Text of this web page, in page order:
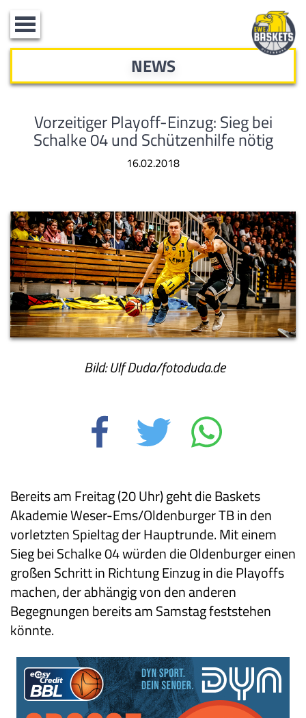
Toggle
navigation
NEWS
Vorzeitiger Playoff-Einzug: Sieg bei
Schalke 04 und Schützenhilfe nötig
16.02.2018
Bild: Ulf Duda/fotoduda.de
Bereits am Freitag (20 Uhr) geht die Baskets
Akademie Weser-Ems/Oldenburger TB in den
vorletzten Spieltag der Hauptrunde. Mit einem
Sieg bei Schalke 04 würden die Oldenburger einen
großen Schritt in Richtung Einzug in die Playoffs
machen, der abhängig von den anderen
Begegnungen bereits am Samstag feststehen
könnte.